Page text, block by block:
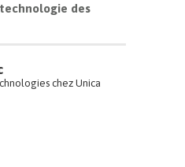
des
chez Unica